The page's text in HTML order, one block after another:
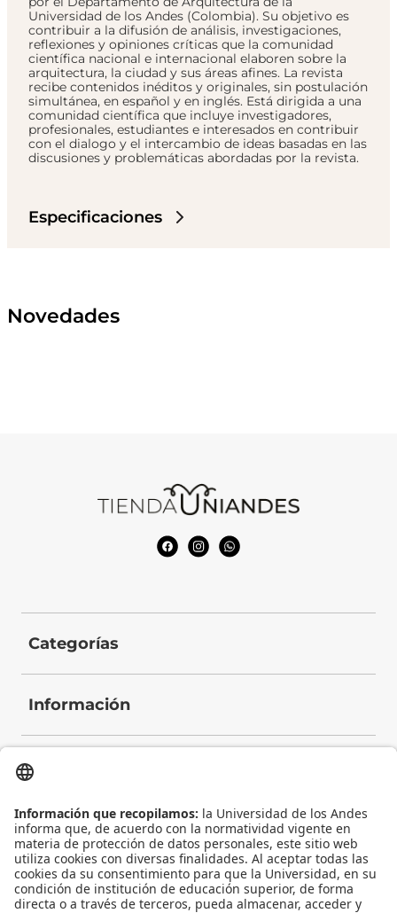
Universidad de los Andes (Colombia). Su objetivo es
contribuir a la difusión de análisis, investigaciones,
reflexiones y opiniones críticas que la comunidad
científica nacional e internacional elaboren sobre la
arquitectura, la ciudad y sus áreas afines. La revista
recibe contenidos inéditos y originales, sin postulación
simultánea, en español y en inglés. Está dirigida a una
comunidad científica que incluye investigadores,
profesionales, estudiantes e interesados en contribuir
con el dialogo y el intercambio de ideas basadas en las
discusiones y problemáticas abordadas por la revista.
Especificaciones
Novedades
Categorías
Información
Contacto